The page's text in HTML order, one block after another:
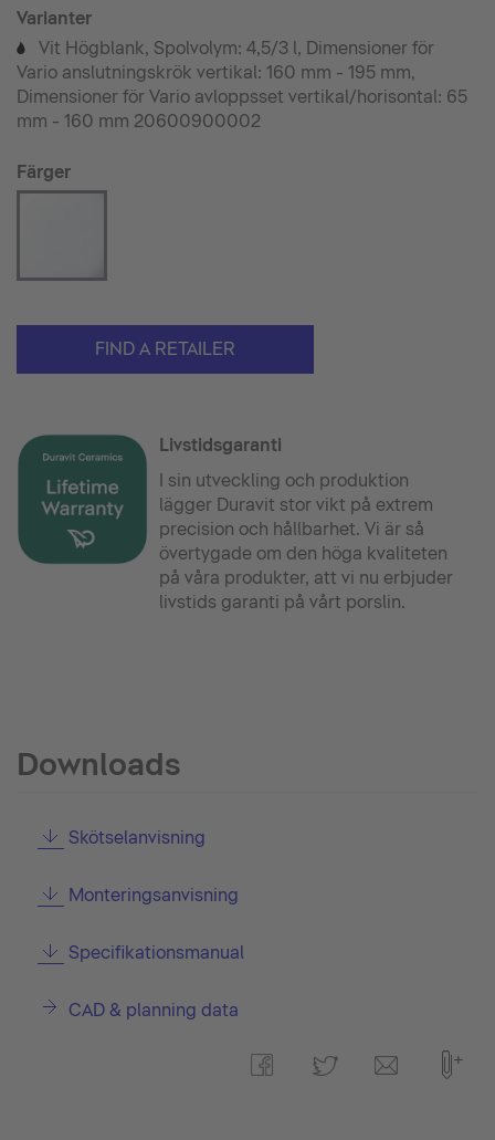
Varianter
©
Vit Högblank, Spolvolym: 4,5/3 l, Dimensioner för
Vario anslutningskrök vertikal: 160 mm - 195 mm,
Dimensioner för Vario avloppsset vertikal/horisontal: 65
mm - 160 mm 20600900002
Färger
FIND A RETAILER
Livstidsgaranti
I sin utveckling och produktion
lägger Duravit stor vikt på extrem
precision och hållbarhet. Vi är så
övertygade om den höga kvaliteten
på våra produkter, att vi nu erbjuder
livstids garanti på vårt porslin.
Downloads
Skötselanvisning
Monteringsanvisning
Specifikationsmanual
CAD & planning data